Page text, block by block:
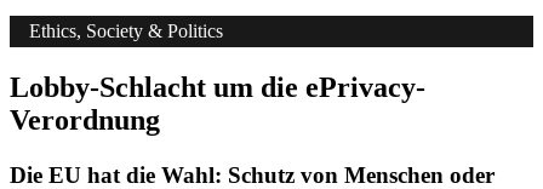
Ethics, Society & Politics
Lobby-Schlacht um die ePrivacy-
Verordnung
Die EU hat die Wahl: Schutz von Menschen oder